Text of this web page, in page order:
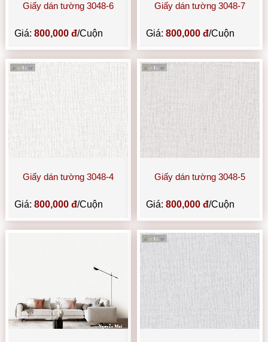
Giấy dán tường 3048-6
Giá:800,000 đ/Cuộn
Giấy dán tường 3048-7
Giá: 800,000 đ/Cuộn
Giấy dán tường 3048-4
Giá:800,000 đ/Cuộn
Giấy dán tường 3048-5
Giá: 800,000 đ/Cuộn